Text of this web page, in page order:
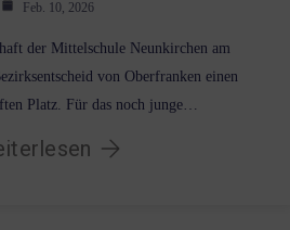
Feb. 10, 2026
der Mittelschule Neunkirchen am
von Oberfranken einen
Platz. Für das noch junge…